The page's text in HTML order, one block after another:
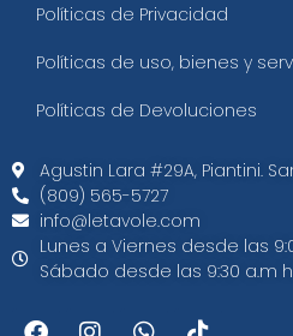
Políticas de Privacidad
Políticas de uso, bienes y
Políticas de Devoluciones
Agustin Lara #29A, Piantini.
(809) 565-5727
info@letavole.com
Lunes a Viernes desde las
Sábado desde las 9:30 a.m